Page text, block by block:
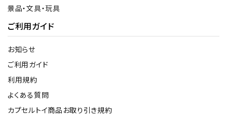
景品・文具・玩具
ご利用ガイド
お知らせ
ご利用ガイド
利用規約
よくある質問
カプセルトイ商品お取り引き規約